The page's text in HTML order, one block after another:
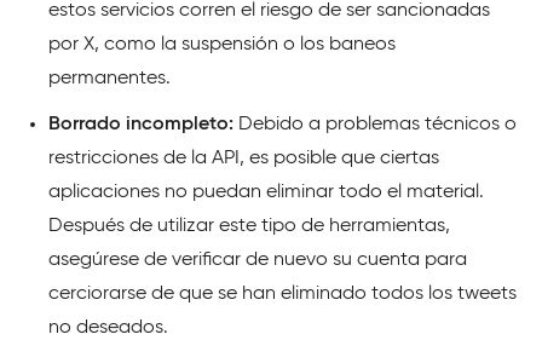
estos servicios corren el riesgo de ser sancionadas
por X, como la suspensión o los baneos
permanentes.
Borrado incompleto: Debido a problemas técnicos o
restricciones de la API, es posible que ciertas
aplicaciones no puedan eliminar todo el material.
Después de utilizar este tipo de herramientas,
asegúrese de verificar de nuevo su cuenta para
cerciorarse de que se han eliminado todos los tweets
no deseados.